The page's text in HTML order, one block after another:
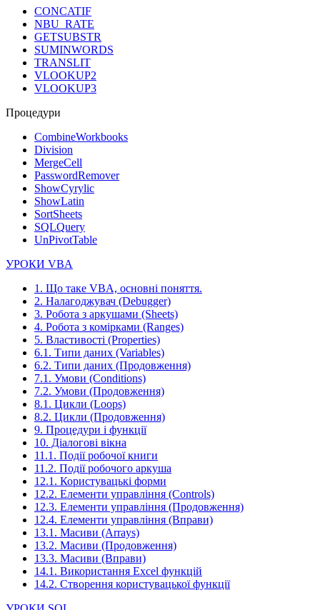
CONCATIF
NBU_RATE
GETSUBSTR
SUMINWORDS
TRANSLIT
VLOOKUP2
VLOOKUP3
Процедури
CombineWorkbooks
Division
MergeCell
PasswordRemover
ShowCyrylic
ShowLatin
SortSheets
SQLQuery
UnPivotTable
УРОКИ VBA
1. Що таке VBA, основні поняття.
2. Налагоджувач (Debugger)
3. Робота з аркушами (Sheets)
4. Робота з комірками (Ranges)
5. Властивості (Properties)
6.1. Типи даних (Variables)
6.2. Типи даних (Продовження)
7.1. Умови (Conditions)
7.2. Умови (Продовження)
8.1. Цикли (Loops)
8.2. Цикли (Продовження)
9. Процедури і функції
10. Діалогові вікна
11.1. Події робочої книги
11.2. Події робочого аркуша
12.1. Користувацькі форми
12.2. Елементи управління (Controls)
12.3. Елементи управління (Продовження)
12.4. Елементи управління (Вправи)
13.1. Масиви (Arrays)
13.2. Масиви (Продовження)
13.3. Масиви (Вправи)
14.1. Використання Excel функцій
14.2. Створення користувацької функції